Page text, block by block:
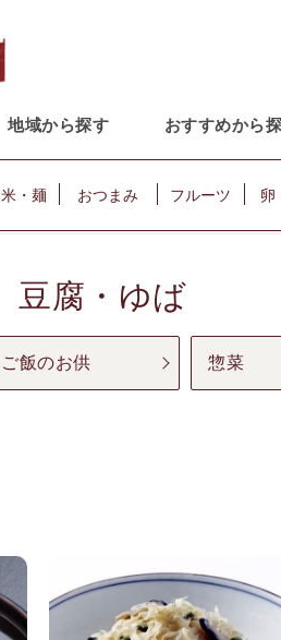
地域から探す おすすめから
米・麺 おつまみ フルーツ 卵
豆腐・ゆば
ご飯のお供 惣菜